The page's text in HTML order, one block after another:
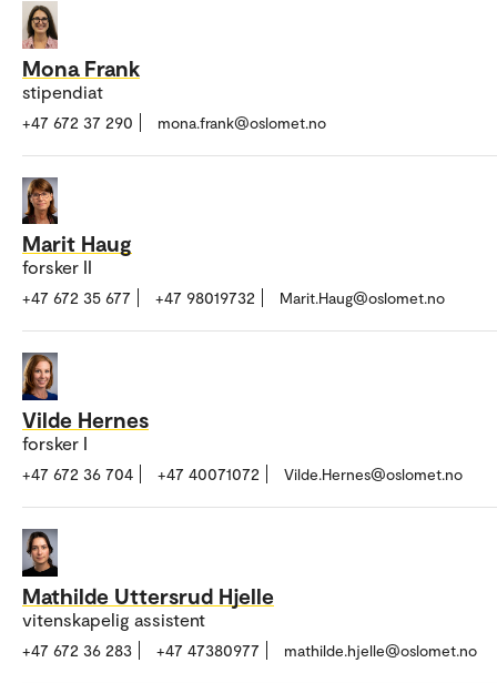
Mona Frank
stipendiat
+47 672 37 290 mona.frank@oslomet.no
Marit Haug
forsker II
+47 672 35 677 +47 98019732 Marit.Haug@oslomet.no
Vilde Hernes
forsker I
+47 672 36 704 +47 40071072 Vilde.Hernes@oslomet.no
Mathilde Uttersrud Hjelle
vitenskapelig assistent
+47 672 36 283 +47 47380977 mathilde.hjelle@oslomet.no